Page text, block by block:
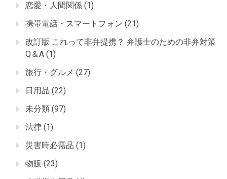
恋愛・人間関係 (1)
携帯電話・スマートフォン (21)
改訂版 これって非弁提携？ 弁護士のための非弁対策
Q＆A (1)
旅行・グルメ (27)
日用品 (22)
未分類 (97)
法律 (1)
災害時必需品 (1)
物販 (23)